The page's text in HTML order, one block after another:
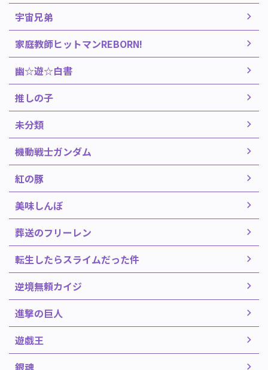
宇宙兄弟
家庭教師ヒットマンREBORN!
幽☆遊☆白書
推しの子
未分類
機動戦士ガンダム
紅の豚
美味しんぼ
葬送のフリーレン
転生したらスライムだった件
逆境無頼カイジ
進撃の巨人
遊戯王
銀魂